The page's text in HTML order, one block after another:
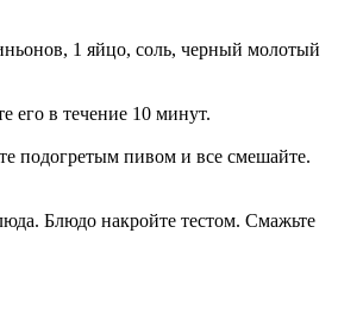
1 яйцо, соль, черный молотый
его в течение 10 минут.
подогретым пивом и все смешайте.
Блюдо накройте тестом. Смажьте